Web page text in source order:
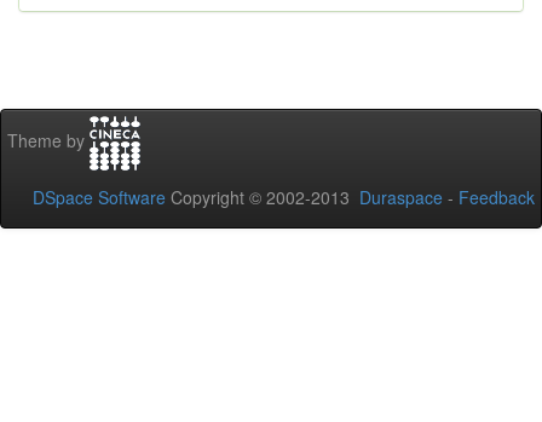
Theme by
DSpace Software Copyright © 2002-2013 Duraspace - Feedback